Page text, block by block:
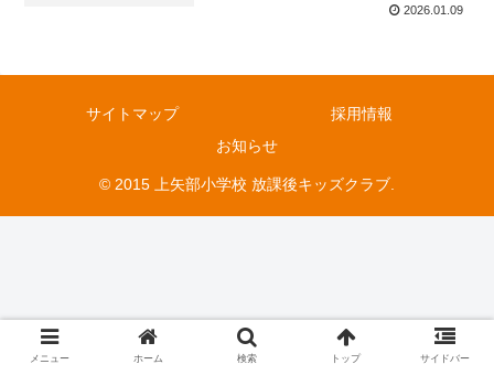
2026.01.09
サイトマップ
採用情報
お知らせ
© 2015 上矢部小学校 放課後キッズクラブ.
メニュー ホーム 検索 トップ サイドバー